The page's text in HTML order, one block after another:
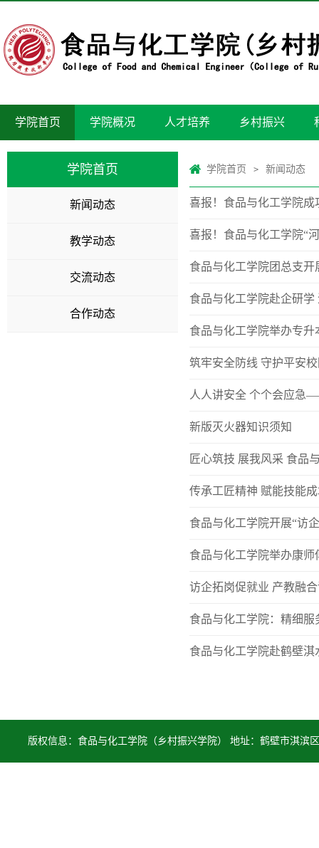
学院首页 学院概况 人才培养 乡村振兴
学院首页
新闻动态
教学动态
交流动态
合作动态
学院首页 > 新闻动态
喜报！食品与化工学院成
喜报！食品与化工学院“
食品与化工学院团总支开
食品与化工学院赴企研
食品与化工学院举办专
筑牢安全防线 守护平安
人人讲安全 个个会应急
新版灭火器知识须知
匠心筑技 展我风采 食品
传承工匠精神 赋能技能
食品与化工学院开展“访
食品与化工学院举办康
访企拓岗促就业 产教融
食品与化工学院：精细
食品与化工学院赴鹤壁
版权信息：食品与化工学院（乡村振兴学院） 地址：鹤壁市淇滨